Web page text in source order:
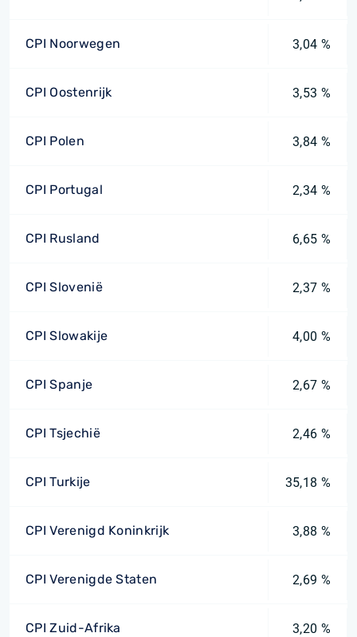
CPI Noorwegen 3,04 %
CPI Oostenrijk 3,53 %
CPI Polen 3,84 %
CPI Portugal 2,34 %
CPI Rusland 6,65 %
CPI Slovenië 2,37 %
CPI Slowakije 4,00 %
CPI Spanje 2,67 %
CPI Tsjechië 2,46 %
CPI Turkije 35,18 %
CPI Verenigd Koninkrijk 3,88 %
CPI Verenigde Staten 2,69 %
CPI Zuid-Afrika 3,20 %